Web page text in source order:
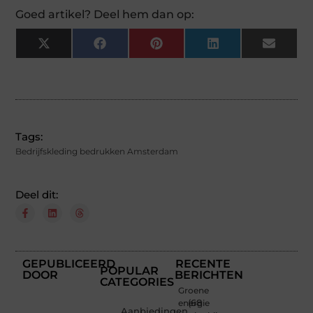
Goed artikel? Deel hem dan op:
X
(Twitter)
Facebook Pinterest LinkedIn Email
Tags:
Bedrijfskleding bedrukken Amsterdam
Deel dit:
GEPUBLICEERD
DOOR
POPULAR
CATEGORIES
(68
RECENTE
BERICHTEN
Groene
energie